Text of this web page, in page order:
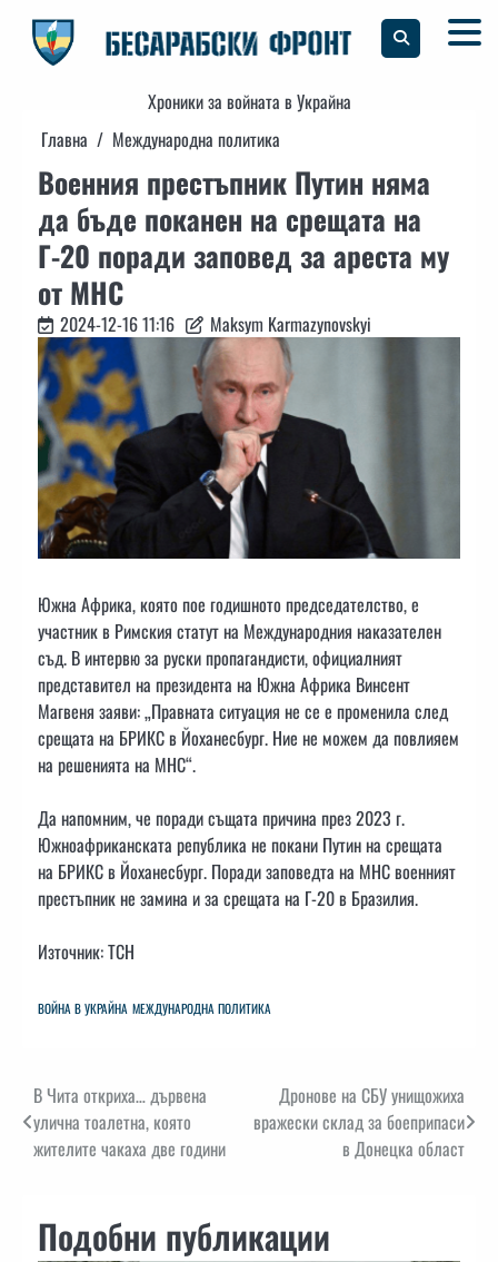
content
Хроники за войната в Украйна
Главна
Международна политика
Военния престъпник Путин няма
да бъде поканен на срещата на
Г-20 поради заповед за ареста му
от МНС
2024-12-16 11:16 Maksym Karmazynovskyi
Южна Африка, която пое годишното председателство, е
участник в Римския статут на Международния наказателен
съд. В интервю за руски пропагандисти, официалният
представител на президента на Южна Африка Винсент
Магвеня заяви: „Правната ситуация не се е променила след
срещата на БРИКС в Йоханесбург. Ние не можем да повлияем
на решенията на МНС“.
Да напомним, че поради същата причина през 2023 г.
Южноафриканската република не покани Путин на срещата
на БРИКС в Йоханесбург. Поради заповедта на МНС военният
престъпник не замина и за срещата на Г-20 в Бразилия.
Източник: ТСН
ВОЙНА В УКРАЙНА МЕЖДУНАРОДНА ПОЛИТИКА
Навигация
В Чита откриха… дървена
улична тоалетна, която
жителите чакаха две години
Дронове на СБУ унищожиха
вражески склад за боеприпаси
в Донецка област
Подобни публикации